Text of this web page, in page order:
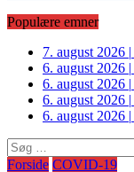
Populære emner
7. august 2026 |
6. august 2026 |
6. august 2026 |
6. august 2026 |
6. august 2026 |
Søg
efter:
Forside COVID-19